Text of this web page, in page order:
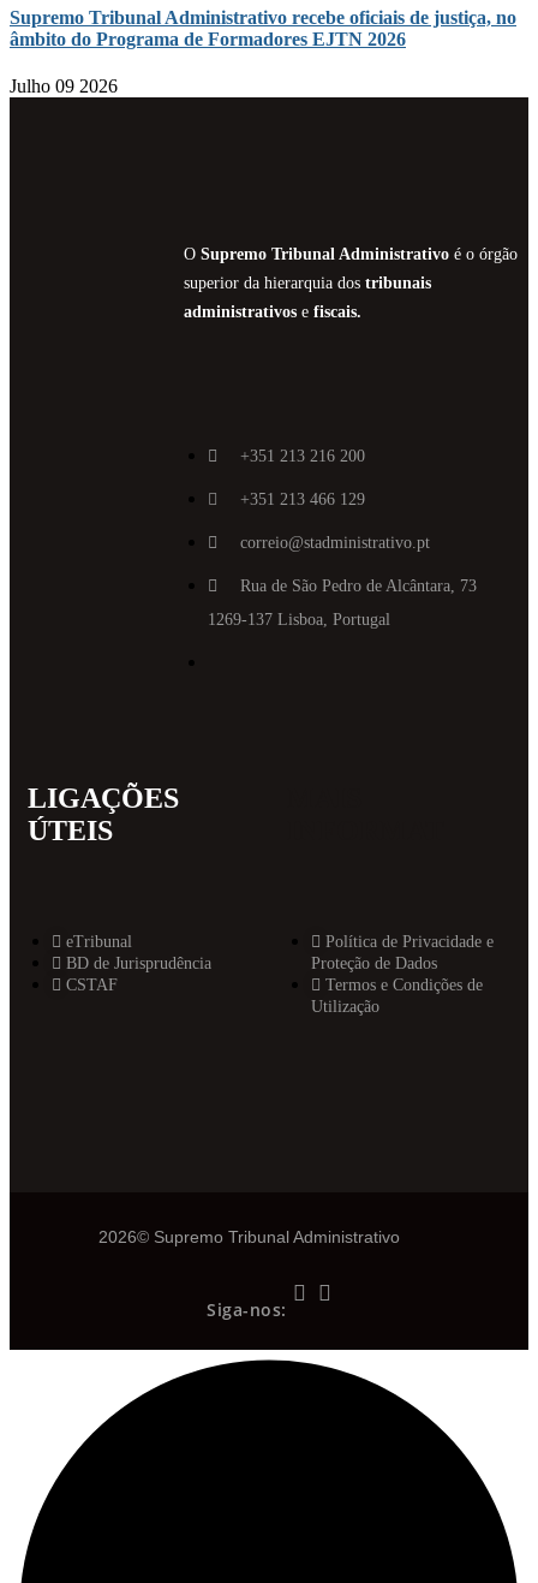
Supremo Tribunal Administrativo recebe oficiais de justiça, no
âmbito do Programa de Formadores EJTN 2026
Julho 09 2026
O Supremo Tribunal Administrativoé o órgão
superior da hierarquia dos tribunais
administrativose fiscais.
+351 213 216 200
+351 213 466 129
correio@stadministrativo.pt
Rua de São Pedro de Alcântara, 73
1269-137 Lisboa, Portugal
LIGAÇÕES
ÚTEIS
eTribunal
BD de Jurisprudência
CSTAF
Política de Privacidade e
Proteção de Dados
Termos e Condições de
Utilização
2026© Supremo Tribunal Administrativo
Siga-nos: